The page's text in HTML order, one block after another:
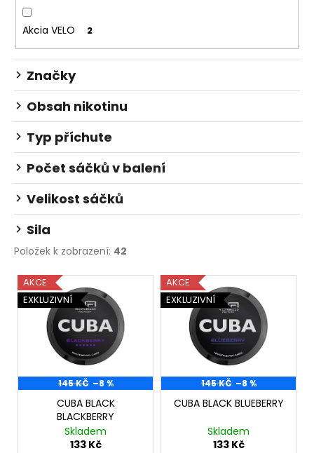
Akcia VELO 2
Značky
Obsah nikotinu
Typ příchute
Počet sáčků v balení
Velikost sáčků
Sila
Položek k zobrazení: 42
V
ý
p
p
r
AKCE
EXKLUZIVNÍ
145 KČ –8 %
CUBA BLACK
BLACKBERRY
Skladem
133 Kč
AKCE
EXKLUZIVNÍ
145 KČ –8 %
CUBA BLACK BLUEBERRY
Skladem
133 Kč
a
í
t
?
HLEDAT
D
o
p
u
č
m
e